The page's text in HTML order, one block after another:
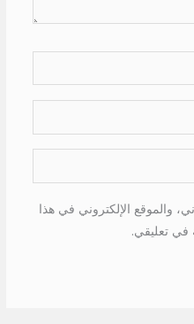
والموقع الإلكتروني في هذا
في تعليقي.